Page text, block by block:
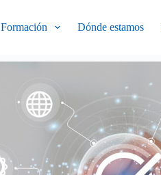
Formación Dónde estamos